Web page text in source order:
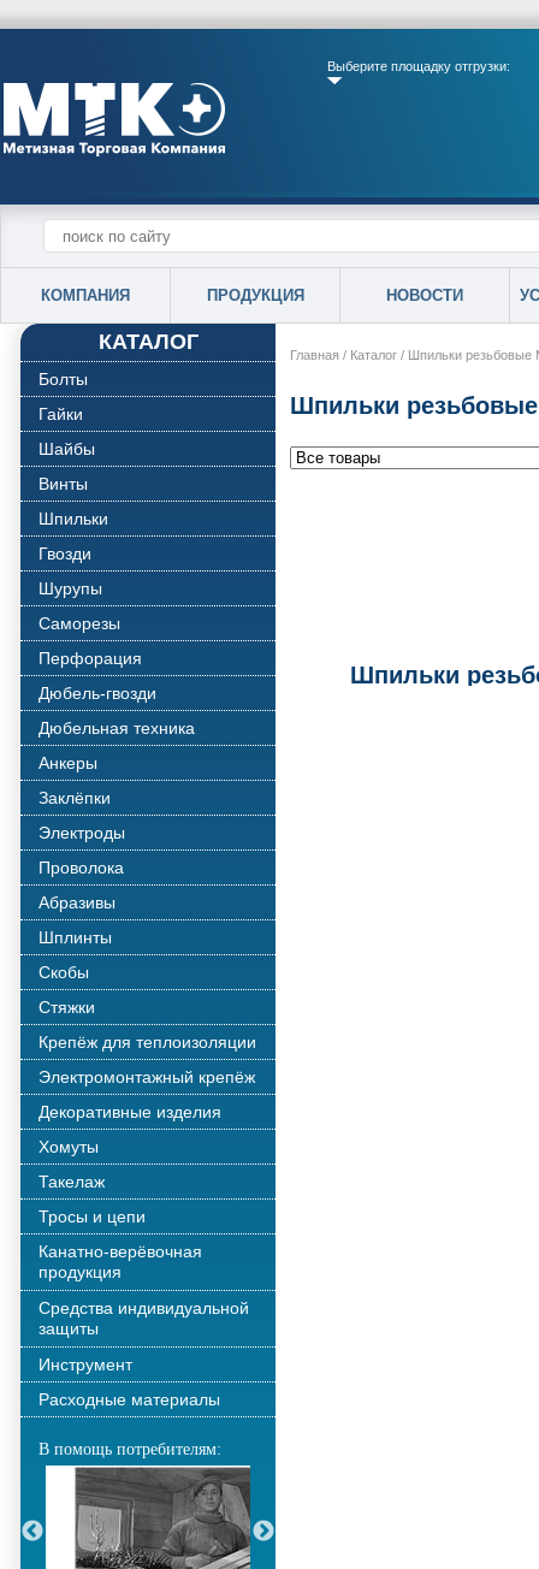
Выберите площадку отгрузки:
КОМПАНИЯ ПРОДУКЦИЯ НОВОСТИ
КАТАЛОГ
Болты
Гайки
Шайбы
Винты
Шпильки
Гвозди
Шурупы
Саморезы
Перфорация
Дюбель-гвозди
Дюбельная техника
Анкеры
Заклёпки
Электроды
Проволока
Абразивы
Шплинты
Скобы
Стяжки
Крепёж для теплоизоляции
Электромонтажный крепёж
Декоративные изделия
Хомуты
Такелаж
Тросы и цепи
Канатно-верёвочная
продукция
Средства индивидуальной
защиты
Инструмент
Расходные материалы
В помощь потребителям:
Главная / Каталог / Шпильки резьбовые
Шпильки
Шпильки